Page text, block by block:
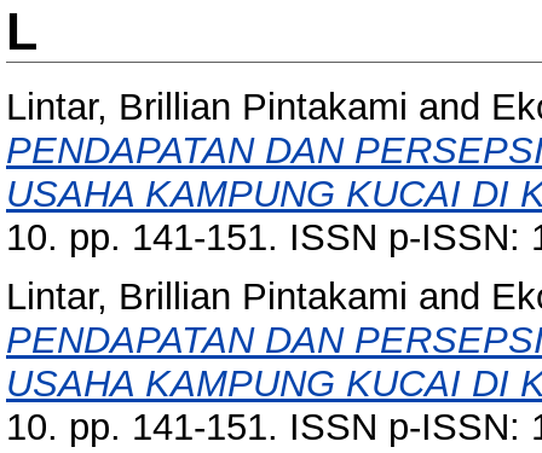
L
Lintar, Brillian Pintakami and
PENDAPATAN DAN
USAHA KAMPUNG KUCAI DI
10. pp. 141-151. ISSN p-ISSN:
Lintar, Brillian Pintakami and
PENDAPATAN DAN
USAHA KAMPUNG KUCAI DI
10. pp. 141-151. ISSN p-ISSN: